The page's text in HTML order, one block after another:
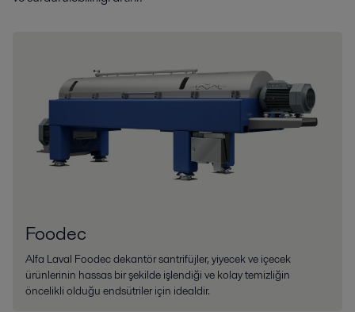
Foodec
Alfa Laval Foodec dekantör santrifüjler, yiyecek ve içecek
ürünlerinin hassas bir şekilde işlendiği ve kolay temizliğin
öncelikli olduğu endsütriler için idealdir.